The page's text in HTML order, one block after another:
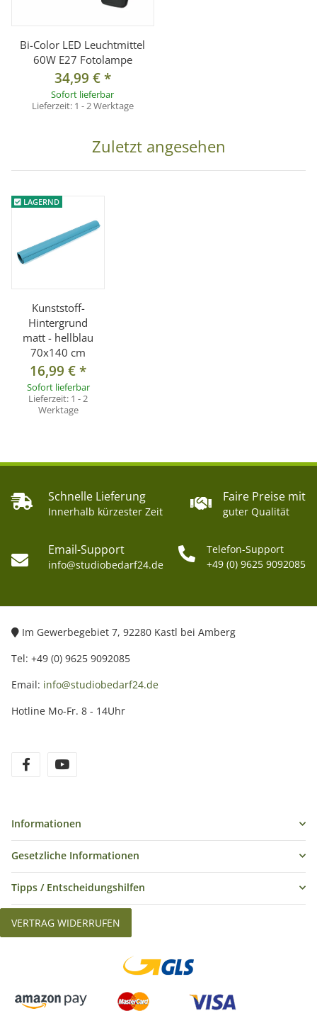
Bi-Color LED Leuchtmittel
60W E27 Fotolampe
34,99 €*
Sofort lieferbar
Lieferzeit: 1 - 2 Werktage
Zuletzt angesehen
LAGERND
Kunststoff-
Hintergrund
matt - hellblau
70x140 cm
16,99 €*
Sofort lieferbar
Lieferzeit: 1 - 2
Werktage
Schnelle Lieferung
Innerhalb kürzester Zeit
Faire Preise mit
guter Qualität
Email-Support
info@studiobedarf24.de
Telefon-Support
+49 (0) 9625 9092085
Im Gewerbegebiet 7, 92280 Kastl bei Amberg
Tel: +49 (0) 9625 9092085
Email: info@studiobedarf24.de
Hotline Mo-Fr. 8 - 14Uhr
Informationen
Gesetzliche Informationen
Tipps / Entscheidungshilfen
VERTRAG WIDERRUFEN